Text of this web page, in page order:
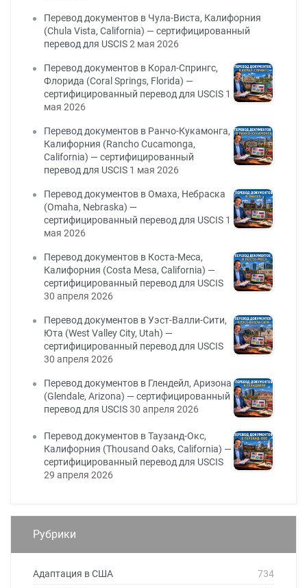
Перевод документов в Чула-Виста, Калифорния
(Chula Vista, California) — сертифицированный
перевод для USCIS2 мая 2026
Перевод документов в Корал-Спрингс,
Флорида (Coral Springs, Florida) —
сертифицированный перевод для USCIS 1
мая 2026
Перевод документов в Ранчо-Кукамонга,
Калифорния (Rancho Cucamonga,
California) — сертифицированный
перевод для USCIS 1 мая 2026
Перевод документов в Омаха, Небраска
(Omaha, Nebraska) —
сертифицированный перевод для USCIS 1
мая 2026
Перевод документов в Коста-Меса,
Калифорния (Costa Mesa, California) —
сертифицированный перевод для USCIS
30 апреля 2026
Перевод документов в Уэст-Валли-Сити,
Юта (West Valley City, Utah) —
сертифицированный перевод для USCIS
30 апреля 2026
Перевод документов в Глендейл, Аризона
(Glendale, Arizona) — сертифицированный
перевод для USCIS30 апреля 2026
Перевод документов в Таузанд-Окс,
Калифорния (Thousand Oaks, California) —
сертифицированный перевод для USCIS
29 апреля 2026
Рубрики
Адаптация в США
734